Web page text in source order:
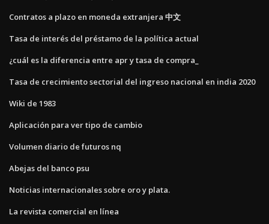
Contratos a plazo en moneda extranjera 中文
Tasa de interés del préstamo de la política actual
¿cuál es la diferencia entre apr y tasa de compra_
Tasa de crecimiento sectorial del ingreso nacional en india 2020
Wiki de 1983
Aplicación para ver tipo de cambio
Volumen diario de futuros nq
Abejas del banco psu
Noticias internacionales sobre oro y plata.
La revista comercial en línea